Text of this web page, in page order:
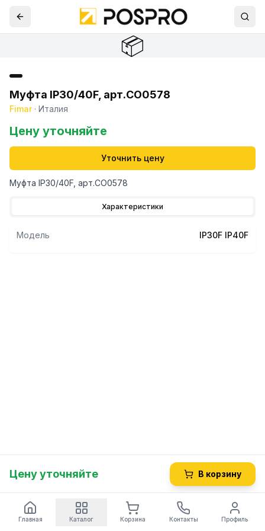
📦
Муфта IP30/40F, арт.CO0578
Fimar· Италия
Цену уточняйте
Уточнить цену
Муфта IP30/40F, арт.CO0578
Характеристики
Модель IP30F IP40F
Цену уточняйте В корзину
Главная Каталог Корзина Контакты Профиль